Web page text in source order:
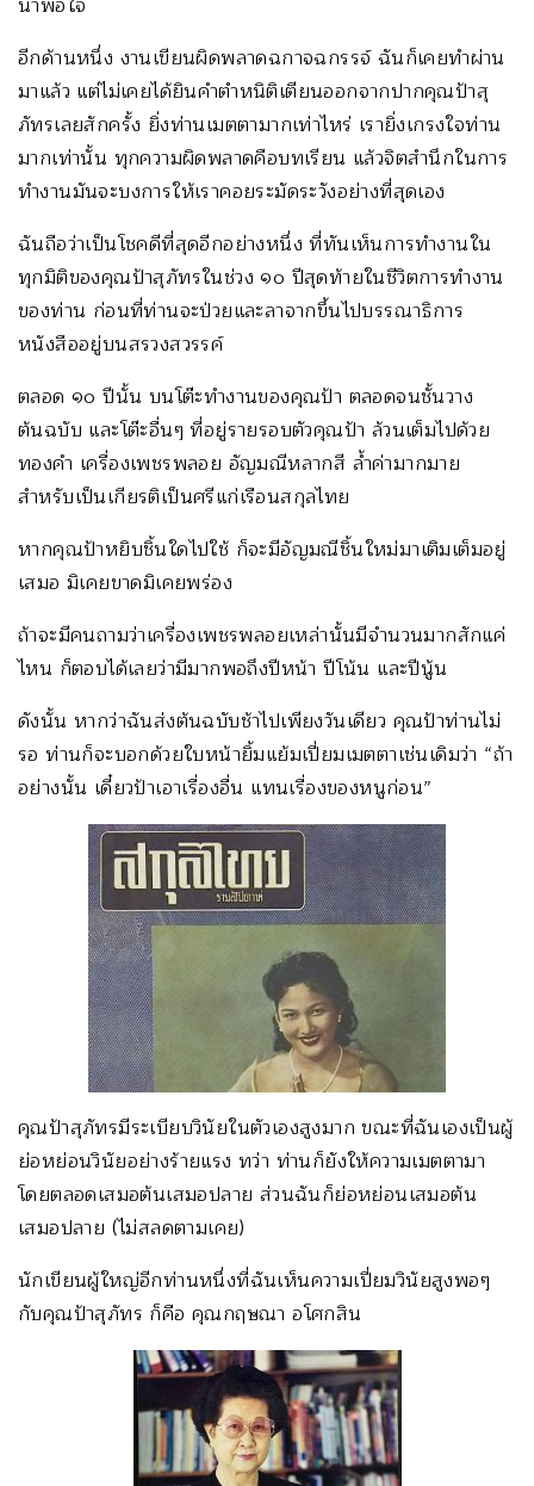
อีกด้านหนึ่ง งานเขียนผิดพลาดฉกาจฉกรรจ์ ฉันก็เคยทำผ่าน
มาแล้ว แต่ไม่เคยได้ยินคำตำหนิติเตียนออกจากปากคุณป้าสุ
ภัทรเลยสักครั้ง ยิ่งท่านเมตตามากเท่าไหร่ เรายิ่งเกรงใจท่าน
มากเท่านั้น ทุกความผิดพลาดคือบทเรียน แล้วจิตสำนึกในการ
ทำงานมันจะบงการให้เราคอยระมัดระวังอย่างที่สุดเอง
ฉันถือว่าเป็นโชคดีที่สุดอีกอย่างหนึ่ง ที่ทันเห็นการทำงานใน
ทุกมิติของคุณป้าสุภัทรในช่วง ๑๐ ปีสุดท้ายในชีวิตการทำงาน
ของท่าน ก่อนที่ท่านจะป่วยและลาจากขึ้นไปบรรณาธิการ
หนังสืออยู่บนสรวงสวรรค์
ตลอด ๑๐ ปีนั้น บนโต๊ะทำงานของคุณป้า ตลอดจนชั้นวาง
ต้นฉบับ และโต๊ะอื่นๆ ที่อยู่รายรอบตัวคุณป้า ล้วนเต็มไปด้วย
ทองคำ เครื่องเพชรพลอย อัญมณีหลากสี ล้ำค่ามากมาย
สำหรับเป็นเกียรติเป็นศรีแก่เรือนสกุลไทย
หากคุณป้าหยิบชิ้นใดไปใช้ ก็จะมีอัญมณีชิ้นใหม่มาเติมเต็มอยู่
เสมอ มิเคยขาดมิเคยพร่อง
ถ้าจะมีคนถามว่าเครื่องเพชรพลอยเหล่านั้นมีจำนวนมากสักแค่
ไหน ก็ตอบได้เลยว่ามีมากพอถึงปีหน้า ปีโน้น และปีนู้น
ดังนั้น หากว่าฉันส่งต้นฉบับช้าไปเพียงวันเดียว คุณป้าท่านไม่
รอ ท่านก็จะบอกด้วยใบหน้ายิ้มแย้มเปี่ยมเมตตาเช่นเดิมว่า “ถ้า
อย่างนั้น เดี๋ยวป้าเอาเรื่องอื่น แทนเรื่องของหนูก่อน”
คุณป้าสุภัทรมีระเบียบวินัยในตัวเองสูงมาก ขณะที่ฉันเองเป็นผู้
ย่อหย่อนวินัยอย่างร้ายแรง ทว่า ท่านก็ยังให้ความเมตตามา
โดยตลอดเสมอต้นเสมอปลาย ส่วนฉันก็ย่อหย่อนเสมอต้น
เสมอปลาย (ไม่สลดตามเคย)
นักเขียนผู้ใหญ่อีกท่านหนึ่งที่ฉันเห็นความเปี่ยมวินัยสูงพอๆ
กับคุณป้าสุภัทร ก็คือ คุณกฤษณา อโศกสิน